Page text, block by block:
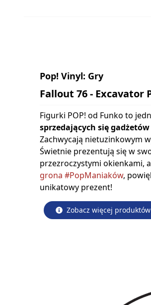
Pop! Vinyl: Gry
Fallout 76 - Excavator
Figurki POP! od Funko to
sprzedających się
Zachwycają nietuzinkowym
Świetnie prezentują się w
przezroczystymi okienkami,
grona #PopManiaków,
unikatowy prezent!
Zobacz więcej